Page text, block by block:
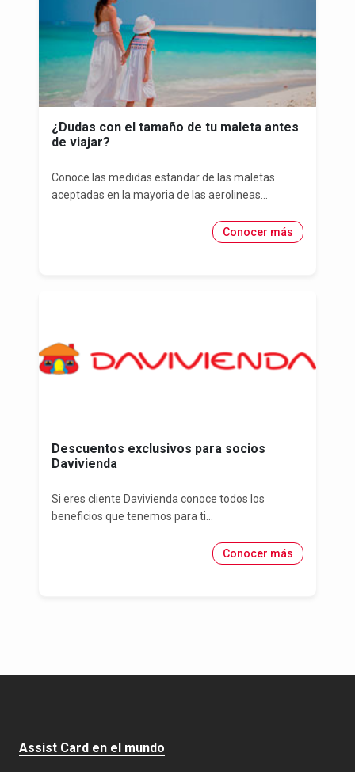
¿Dudas con el tamaño de tu maleta antes
de viajar?
Conoce las medidas estandar de las maletas
aceptadas en la mayoria de las aerolineas...
Conocer más
Descuentos exclusivos para socios
Davivienda
Si eres cliente Davivienda conoce todos los
beneficios que tenemos para ti...
Conocer más
Assist Card en el mundo